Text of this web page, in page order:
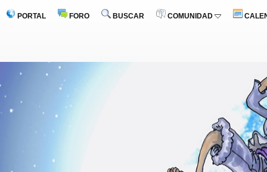
PORTAL FORO BUSCAR COMUNIDAD